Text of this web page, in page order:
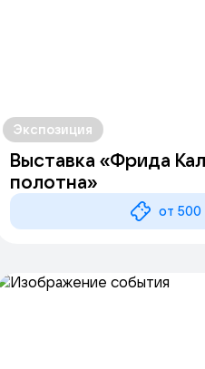
Экспозиция
Выставка «Фрида
полотна»
от 500